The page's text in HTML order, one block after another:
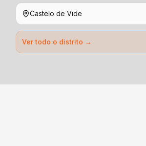
Castelo de Vide
Ver todo o distrito →